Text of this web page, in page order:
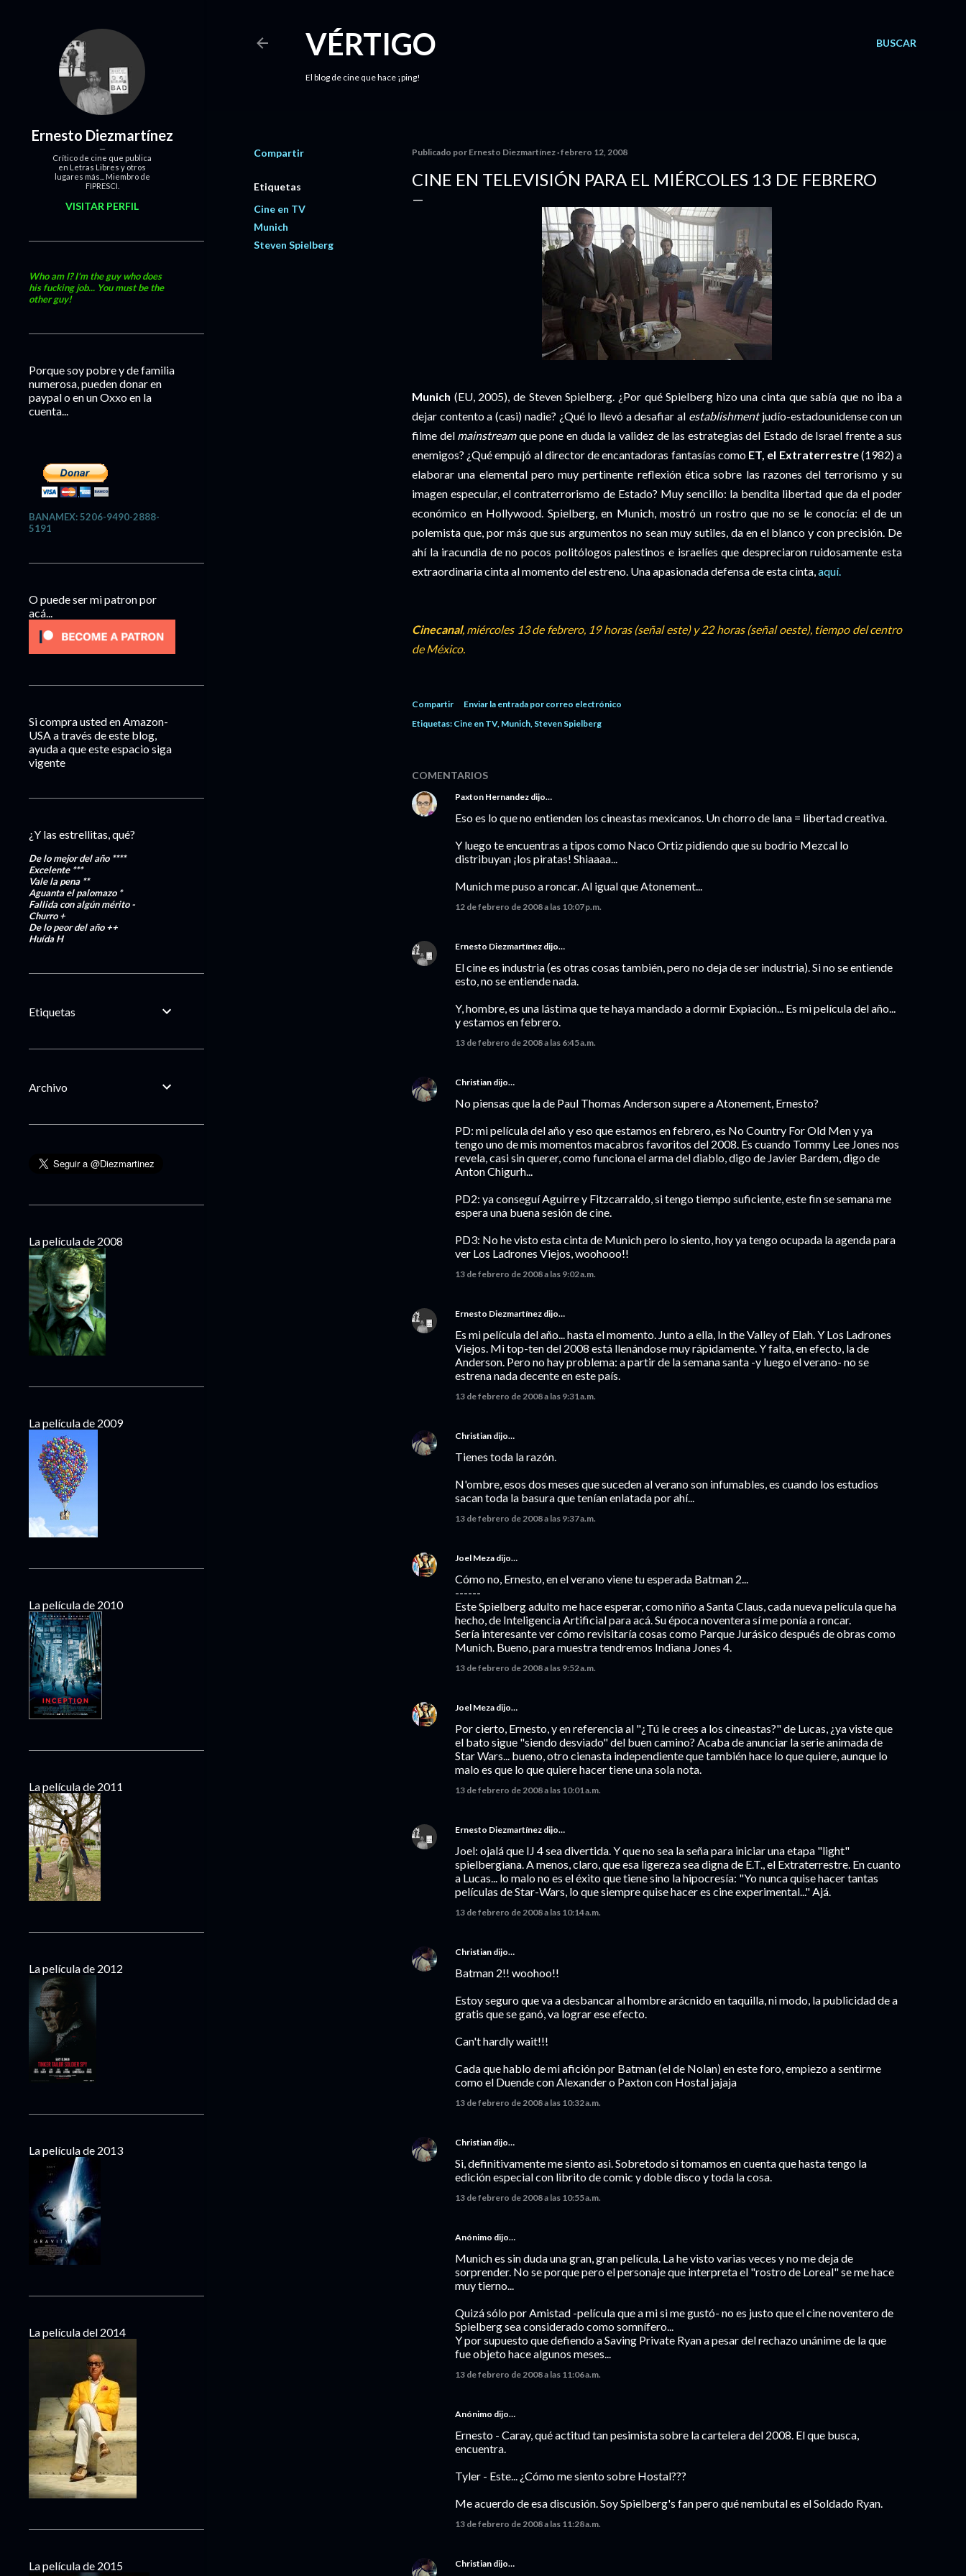
BUSCAR
VÉRTIGO
El blog de cine que hace ¡ping!
Compartir
Etiquetas
Cine en TV
Munich
Steven Spielberg
Publicado por Ernesto Diezmartínez febrero 12, 2008
CINE EN TELEVISIÓN PARA EL MIÉRCOLES 13 DE FEBRERO
Munich (EU, 2005), de Steven Spielberg. ¿Por qué Spielberg hizo una cinta que sabía que no iba a
dejar contento a (casi) nadie? ¿Qué lo llevó a desafiar al establishmentjudío-estadounidense con un
filme del mainstreamque pone en duda la validez de las estrategias del Estado de Israel frente a sus
enemigos? ¿Qué empujó al director de encantadoras fantasías como ET, el Extraterrestre(1982) a
elaborar una elemental pero muy pertinente reflexión ética sobre las razones del terrorismo y su
imagen especular, el contraterrorismo de Estado? Muy sencillo: la bendita libertad que da el poder
económico en Hollywood. Spielberg, en Munich, mostró un rostro que no se le conocía: el de un
polemista que, por más que sus argumentos no sean muy sutiles, da en el blanco y con precisión. De
ahí la iracundia de no pocos politólogos palestinos e israelíes que despreciaron ruidosamente esta
extraordinaria cinta al momento del estreno. Una apasionada defensa de esta cinta,aquí.
Cinecanal, miércoles 13 de febrero, 19 horas (señal este) y 22 horas (señal oeste), tiempo del centro
de México.
Compartir
Enviar la entrada por correo electrónico
Etiquetas: Cine en TV Munich Steven Spielberg
COMENTARIOS
Paxton Hernandez dijo…
Eso es lo que no entienden los cineastas mexicanos. Un chorro de lana = libertad creativa.
Y luego te encuentras a tipos como Naco Ortiz pidiendo que su bodrio Mezcal lo
distribuyan ¡los piratas! Shiaaaa...
Munich me puso a roncar. Al igual que Atonement...
12 de febrero de 2008 a las 10:07 p.m.
Ernesto Diezmartínez dijo…
El cine es industria (es otras cosas también, pero no deja de ser industria). Si no se entiende
esto, no se entiende nada.
Y, hombre, es una lástima que te haya mandado a dormir Expiación... Es mi película del año...
y estamos en febrero.
13 de febrero de 2008 a las 6:45 a.m.
Christian dijo…
No piensas que la de Paul Thomas Anderson supere a Atonement, Ernesto?
PD: mi película del año y eso que estamos en febrero, es No Country For Old Men y ya
tengo uno de mis momentos macabros favoritos del 2008. Es cuando Tommy Lee Jones nos
revela, casi sin querer, como funciona el arma del diablo, digo de Javier Bardem, digo de
Anton Chigurh...
PD2: ya conseguí Aguirre y Fitzcarraldo, si tengo tiempo suficiente, este fin se semana me
espera una buena sesión de cine.
PD3: No he visto esta cinta de Munich pero lo siento, hoy ya tengo ocupada la agenda para
ver Los Ladrones Viejos, woohooo!!
13 de febrero de 2008 a las 9:02 a.m.
Ernesto Diezmartínez dijo…
Es mi película del año... hasta el momento. Junto a ella, In the Valley of Elah. Y Los Ladrones
Viejos. Mi top-ten del 2008 está llenándose muy rápidamente. Y falta, en efecto, la de
Anderson. Pero no hay problema: a partir de la semana santa -y luego el verano- no se
estrena nada decente en este país.
13 de febrero de 2008 a las 9:31 a.m.
Christian dijo…
Tienes toda la razón.
N'ombre, esos dos meses que suceden al verano son infumables, es cuando los estudios
sacan toda la basura que tenían enlatada por ahí...
13 de febrero de 2008 a las 9:37 a.m.
Joel Meza dijo…
Cómo no, Ernesto, en el verano viene tu esperada Batman 2...
------
Este Spielberg adulto me hace esperar, como niño a Santa Claus, cada nueva película que ha
hecho, de Inteligencia Artificial para acá. Su época noventera sí me ponía a roncar.
Sería interesante ver cómo revisitaría cosas como Parque Jurásico después de obras como
Munich. Bueno, para muestra tendremos Indiana Jones 4.
13 de febrero de 2008 a las 9:52 a.m.
Joel Meza dijo…
Por cierto, Ernesto, y en referencia al "¿Tú le crees a los cineastas?" de Lucas, ¿ya viste que
el bato sigue "siendo desviado" del buen camino? Acaba de anunciar la serie animada de
Star Wars... bueno, otro cienasta independiente que también hace lo que quiere, aunque lo
malo es que lo que quiere hacer tiene una sola nota.
13 de febrero de 2008 a las 10:01 a.m.
Ernesto Diezmartínez dijo…
Joel: ojalá que IJ 4 sea divertida. Y que no sea la seña para iniciar una etapa "light"
spielbergiana. A menos, claro, que esa ligereza sea digna de E.T., el Extraterrestre. En cuanto
a Lucas... lo malo no es el éxito que tiene sino la hipocresía: "Yo nunca quise hacer tantas
películas de Star-Wars, lo que siempre quise hacer es cine experimental..." Ajá.
13 de febrero de 2008 a las 10:14 a.m.
Christian dijo…
Batman 2!! woohoo!!
Estoy seguro que va a desbancar al hombre arácnido en taquilla, ni modo, la publicidad de a
gratis que se ganó, va lograr ese efecto.
Can't hardly wait!!!
Cada que hablo de mi afición por Batman (el de Nolan) en este foro, empiezo a sentirme
como el Duende con Alexander o Paxton con Hostal jajaja
13 de febrero de 2008 a las 10:32 a.m.
Christian dijo…
Si, definitivamente me siento asi. Sobretodo si tomamos en cuenta que hasta tengo la
edición especial con librito de comic y doble disco y toda la cosa.
13 de febrero de 2008 a las 10:55 a.m.
Anónimo dijo…
Munich es sin duda una gran, gran película. La he visto varias veces y no me deja de
sorprender. No se porque pero el personaje que interpreta el "rostro de Loreal" se me hace
muy tierno...
Quizá sólo por Amistad -película que a mi si me gustó- no es justo que el cine noventero de
Spielberg sea considerado como somnífero...
Y por supuesto que defiendo a Saving Private Ryan a pesar del rechazo unánime de la que
fue objeto hace algunos meses...
13 de febrero de 2008 a las 11:06 a.m.
Anónimo dijo…
Ernesto - Caray, qué actitud tan pesimista sobre la cartelera del 2008. El que busca,
encuentra.
Tyler - Este... ¿Cómo me siento sobre Hostal???
Me acuerdo de esa discusión. Soy Spielberg's fan pero qué nembutal es el Soldado Ryan.
13 de febrero de 2008 a las 11:28 a.m.
Christian dijo…
Ernesto Diezmartínez
Crítico de cine que publica
en Letras Libres y otros
lugares más... Miembro de
FIPRESCI.
VISITAR PERFIL
Who am I? I'm the guy who does
his fucking job... You must be the
other guy!
Porque soy pobre y de familia
numerosa, pueden donar en
paypal o en un Oxxo en la
cuenta...
BANAMEX: 5206-9490-2888-
5191
O puede ser mi patron por
acá...
Si compra usted en Amazon-
USA a través de este blog,
ayuda a que este espacio siga
vigente
¿Y las estrellitas, qué?
De lo mejor del año ****
Excelente***
Vale la pena **
Aguanta el palomazo *
Fallida con algún mérito-
Churro+
De lo peor del año++
HuídaH
Etiquetas
Archivo
La película de 2008
La película de 2009
La película de 2010
La película de 2011
La película de 2012
La película de 2013
La película del 2014
La película de 2015